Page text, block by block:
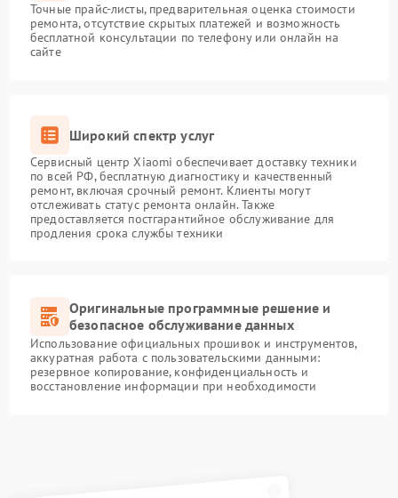
Точные прайс-листы, предварительная оценка стоимости
ремонта, отсутствие скрытых платежей и возможность
бесплатной консультации по телефону или онлайн на
сайте
Широкий спектр услуг
Сервисный центр Xiaomi обеспечивает доставку техники
по всей РФ, бесплатную диагностику и качественный
ремонт, включая срочный ремонт. Клиенты могут
отслеживать статус ремонта онлайн. Также
предоставляется постгарантийное обслуживание для
продления срока службы техники
Оригинальные программные решение и
безопасное обслуживание данных
Использование официальных прошивок и инструментов,
аккуратная работа с пользовательскими данными:
резервное копирование, конфиденциальность и
восстановление информации при необходимости